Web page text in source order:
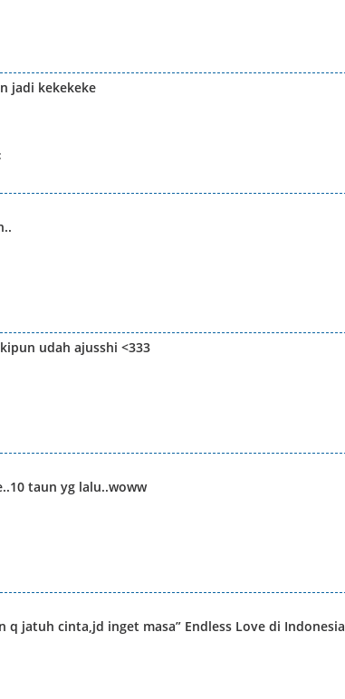
jadi kekekeke
udah ajusshi <333
taun yg lalu..woww
q jatuh cinta,jd inget masa” Endless Love di Indonesia